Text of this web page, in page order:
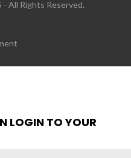
- All Rights Reserved.
LOGIN TO YOUR